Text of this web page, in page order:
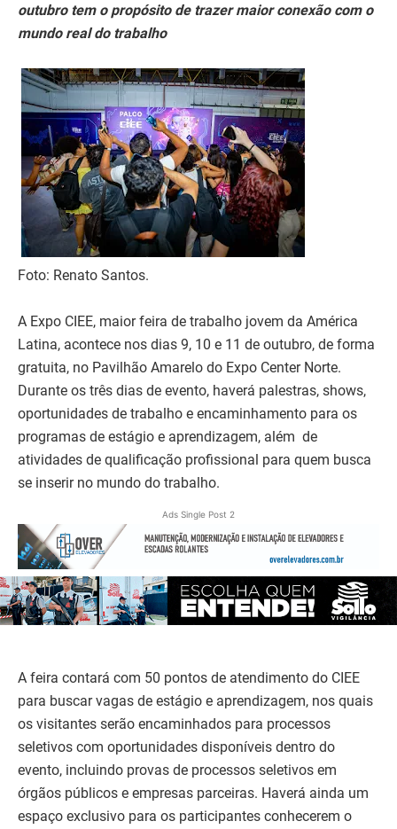
outubro tem o propósito de trazer maior conexão com o
mundo real do trabalho
Foto: Renato Santos.
A Expo CIEE, maior feira de trabalho jovem da América
Latina, acontece nos dias 9, 10 e 11 de outubro, de forma
gratuita, no Pavilhão Amarelo do Expo Center Norte.
Durante os três dias de evento, haverá palestras, shows,
oportunidades de trabalho e encaminhamento para os
programas de estágio e aprendizagem, além de
atividades de qualificação profissional para quem busca
se inserir no mundo do trabalho.
Ads Single Post 2
A feira contará com 50 pontos de atendimento do CIEE
para buscar vagas de estágio e aprendizagem, nos quais
os visitantes serão encaminhados para processos
seletivos com oportunidades disponíveis dentro do
evento, incluindo provas de processos seletivos em
órgãos públicos e empresas parceiras. Haverá ainda um
espaço exclusivo para os participantes conhecerem o